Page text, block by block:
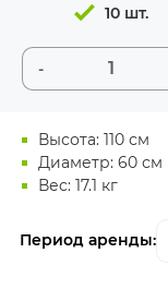
Высота: 110 см
Диаметр: 60 см
Вес: 17.1 кг
Период аренды:
-
10 шт.